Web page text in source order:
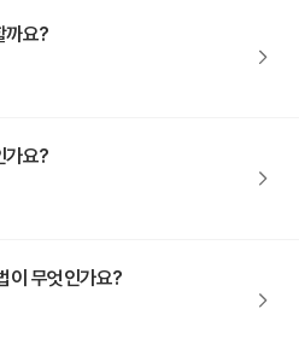
까요?
가요?
이 무엇인가요?